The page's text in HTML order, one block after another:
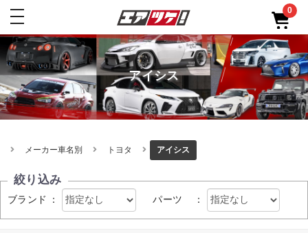
toggle
0
アイシス
メーカー車名別 トヨタ アイシス
絞り込み
ブランド ： パーツ ：